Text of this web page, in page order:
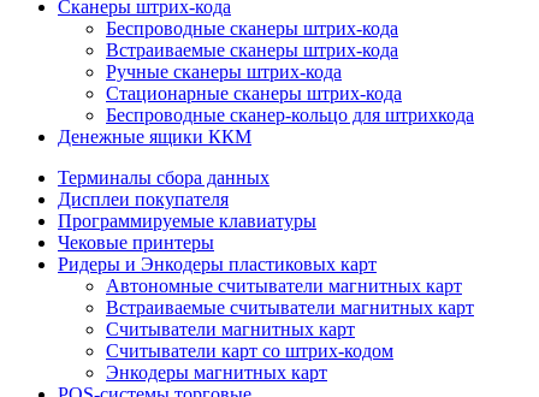
Сканеры штрих-кода
Беспроводные сканеры штрих-кода
Встраиваемые сканеры штрих-кода
Ручные сканеры штрих-кода
Стационарные сканеры штрих-кода
Беспроводные сканер-кольцо для штрихкода
Денежные ящики ККМ
Терминалы сбора данных
Дисплеи покупателя
Программируемые клавиатуры
Чековые принтеры
Ридеры и Энкодеры пластиковых карт
Автономные считыватели магнитных карт
Встраиваемые считыватели магнитных карт
Считыватели магнитных карт
Считыватели карт со штрих-кодом
Энкодеры магнитных карт